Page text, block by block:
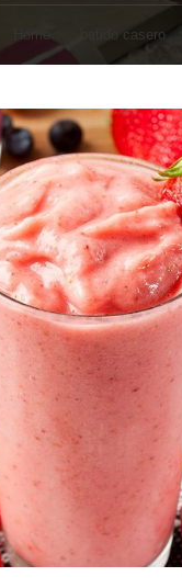
Home batido casero